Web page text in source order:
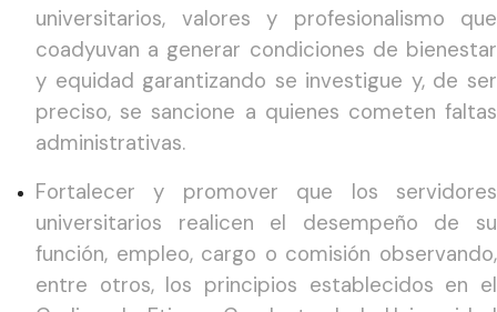
universitarios, valores y profesionalismo que
coadyuvan a generar condiciones de bienestar
y equidad garantizando se investigue y, de ser
preciso, se sancione a quienes cometen faltas
administrativas.
Fortalecer y promover que los servidores
universitarios realicen el desempeño de su
función, empleo, cargo o comisión observando,
entre otros, los principios establecidos en el